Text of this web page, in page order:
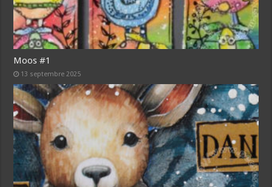
Moos #1
13 septembre 2025